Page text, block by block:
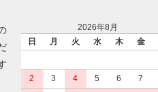
2026年8月
日
月 火 水 木 金
2
3 4 5 6 7